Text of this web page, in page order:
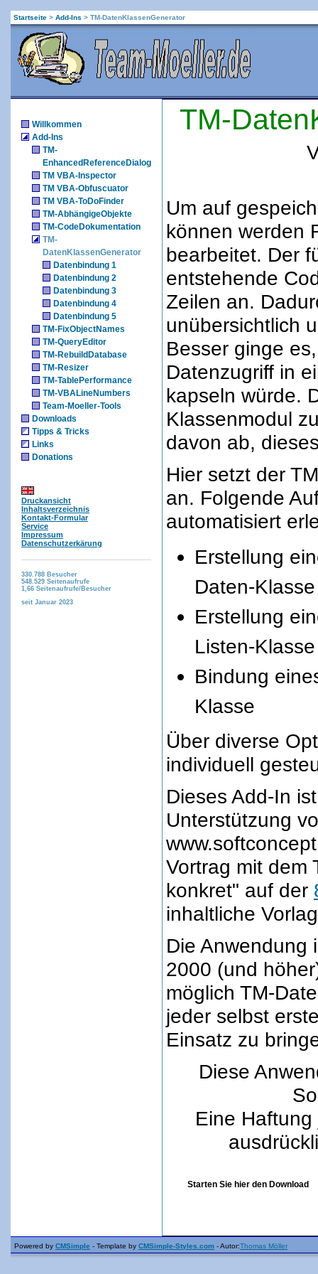
Startseite > Add-Ins > TM-DatenKlassenGenerator
Willkommen
Add-Ins
TM-
EnhancedReferenceDialog
TM VBA-Inspector
TM VBA-Obfuscuator
TM VBA-ToDoFinder
TM-AbhängigeObjekte
TM-CodeDokumentation
TM-
DatenKlassenGenerator
Datenbindung 1
Datenbindung 2
Datenbindung 3
Datenbindung 4
Datenbindung 5
TM-FixObjectNames
TM-QueryEditor
TM-RebuildDatabase
TM-Resizer
TM-TablePerformance
TM-VBALineNumbers
Team-Moeller-Tools
Downloads
Tipps & Tricks
Links
Donations
Druckansicht
Inhaltsverzeichnis
Kontakt-Formular
Service
Impressum
Datenschutzerkärung
330.788 Besucher
548.529 Seitenaufrufe
1,66 Seitenaufrufe/Besucher
seit Januar 2023
TM-
Um auf
können werden
bearbeitet. Der
entstehende
Zeilen an.
unübersichtlich
Besser ginge
Datenzugriff in
kapseln würde.
Klassenmodul
davon ab,
Hier setzt der
an. Folgende
automatisiert
Erstellung
Daten-Klasse
Erstellung
Listen-Klasse
Bindung
Klasse
Über diverse
individuell
Dieses Add-In
Unterstützung
Vortrag mit dem
konkret" auf der
inhaltliche
Die Anwendung
2000 (und
möglich TM-
jeder selbst
Einsatz zu
Diese
Eine
Starten Sie hier den Download
Powered by CMSimple - Template by CMSimple-Styles.com - Autor:Thomas Möller